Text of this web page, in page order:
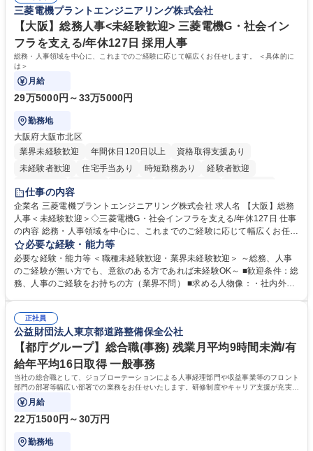
業務職/三井物産グループ/平均残業時間10H/完全週休2日
方。多様な関係者と謙虚に信頼関係を構築でき、期限を意識したスケジュ
ール管理が出来る方。※将来的に他部署（営業部門、コーポレート部門）
へのジョブローテーションの可能性があります。 学歴・資格 学歴：大学
院 大学 語学力： 資格：宅地建物取引士
三菱電機プラントエンジニアリング株式会社
【大阪】総務人事<未経験歓迎> 三菱電機G・社会イン
フラを支える/年休127日 採用人事
総務・人事領域を中心に、これまでのご経験に応じて幅広くお任せします。 ＜具体的に
は＞
月給
29万5000円～33万5000円
勤務地
大阪府大阪市北区
業界未経験歓迎
年間休日120日以上
資格取得支援あり
未経験者歓迎
住宅手当あり 時短勤務あり
経験者歓迎
退職金あり
駅近5分以内
土日祝休み 服装自由 寮・社宅あり 食事補助あり
仕事の内容
企業名 三菱電機プラントエンジニアリング株式会社 求人名 【大阪】総務
人事＜未経験歓迎＞◇三菱電機G・社会インフラを支える/年休127日 仕事
の内容 総務・人事領域を中心に、これまでのご経験に応じて幅広くお任せ
します。 ＜具体的には＞ ・総務/人事労務（給与・社保・勤怠管理など）
・採用・教育研修 ・福利厚生運用 など ※基本的には事務所勤務ですが、
採用や教育等の業務内容により、関西圏以外への日帰り・宿泊を伴う国内
出張もございます。 ※担当業務を持ちつつ、お互いに助け合いながら、総
必要な経験・能力等
必要な経験・能力等 ＜職種未経験歓迎・業界未経験歓迎＞ ～総務、人事
のご経験が無い方でも、意欲のある方であれば未経験OK～ ■歓迎条件：総
務、人事のご経験をお持ちの方（業界不問） ■求める人物像：・社内外の
正社員
公益財団法人東京都道路整備保全公社
【都庁グループ】総合職(事務) 残業月平均9時間未満/有
給年平均16日取得 一般事務
当社の総合職として、ジョブローテーションによる人事経理部門や収益事業等のフロント
部門の部署等幅広い部署での業務をお任せいたします。研修制度やキャリア支援が充実し
ております！ ※下記業務詳細
月給
22万1500円～30万円
勤務地